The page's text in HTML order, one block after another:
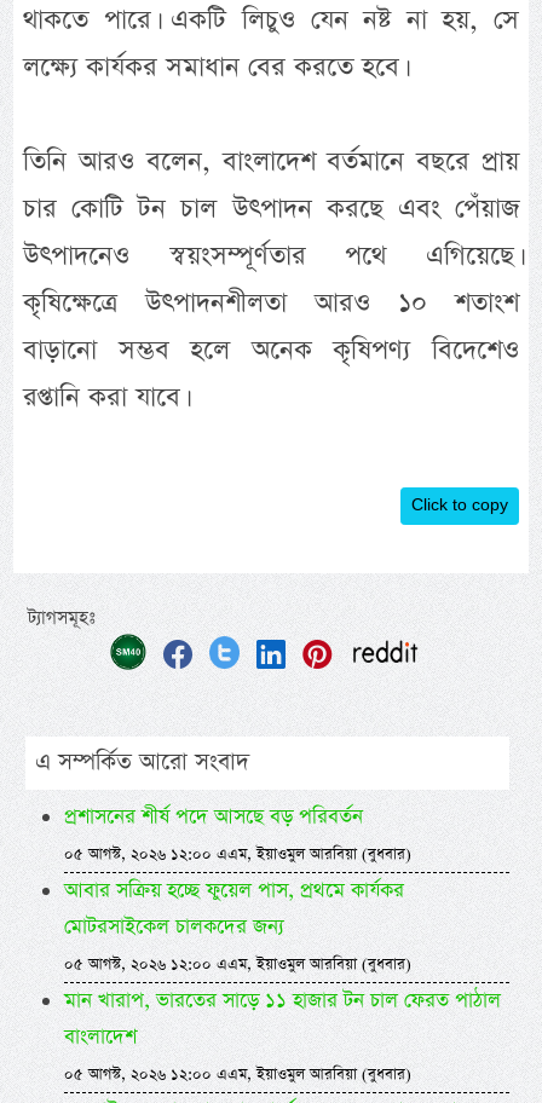
থাকতে পারে। একটি লিচুও যেন নষ্ট না হয়, সে
লক্ষ্যে কার্যকর সমাধান বের করতে হবে।
তিনি আরও বলেন, বাংলাদেশ বর্তমানে বছরে প্রায়
চার কোটি টন চাল উৎপাদন করছে এবং পেঁয়াজ
উৎপাদনেও স্বয়ংসম্পূর্ণতার পথে এগিয়েছে।
কৃষিক্ষেত্রে উৎপাদনশীলতা আরও ১০ শতাংশ
বাড়ানো সম্ভব হলে অনেক কৃষিপণ্য বিদেশেও
রপ্তানি করা যাবে।
Click to copy
ট্যাগসমূহঃ
এ সম্পর্কিত আরো সংবাদ
প্রশাসনের শীর্ষ পদে আসছে বড় পরিবর্তন
০৫ আগস্ট, ২০২৬ ১২:০০ এএম, ইয়াওমুল আরবিয়া (বুধবার)
আবার সক্রিয় হচ্ছে ফুয়েল পাস, প্রথমে কার্যকর
মোটরসাইকেল চালকদের জন্য
০৫ আগস্ট, ২০২৬ ১২:০০ এএম, ইয়াওমুল আরবিয়া (বুধবার)
মান খারাপ, ভারতের সাড়ে ১১ হাজার টন চাল ফেরত পাঠাল
বাংলাদেশ
০৫ আগস্ট, ২০২৬ ১২:০০ এএম, ইয়াওমুল আরবিয়া (বুধবার)